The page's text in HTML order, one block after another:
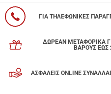
ΓΙΑ ΤΗΛΕΦΩΝΙΚΕΣ
ΔΩΡΕΑΝ ΜΕΤΑΦΟΡΙΚΑ
ΒΑΡΟΥΣ ΕΩΣ
ΑΣΦΑΛΕΙΣ ONLINE